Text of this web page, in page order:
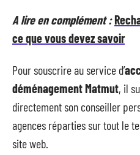
A lire en complément :
ce que vous devez savoir
Pour souscrire au service d’
déménagement Matmut, il
directement son conseiller
agences réparties sur tout le
site web.